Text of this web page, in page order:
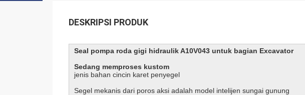
DESKRIPSI PRODUK
Seal pompa roda gigi hidraulik A10V043 untuk bagian Excavator
Sedang memproses kustom
jenis bahan cincin karet penyegel
Segel mekanis dari poros aksi adalah model intelijen sungai gunung